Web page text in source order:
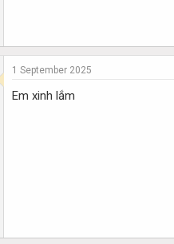
1 September 2025
Em xinh lắm